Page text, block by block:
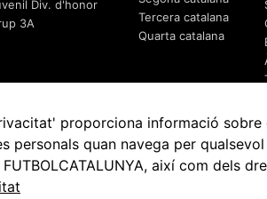
Div. d'honor
3A
Tercera catalana
Quarta catalana
FutbolCatalunya.com
proporciona informació sobre
personals quan navega per
així com dels